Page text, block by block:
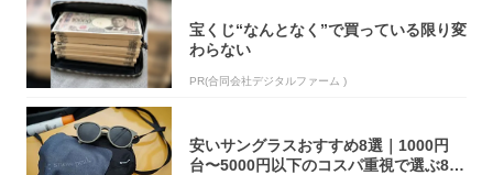
宝くじ“なんとなく”で買っている限り変
わらない
PR(合同会社デジタルファーム )
安いサングラスおすすめ8選｜1000円
台〜5000円以下のコスパ重視で選ぶ8本